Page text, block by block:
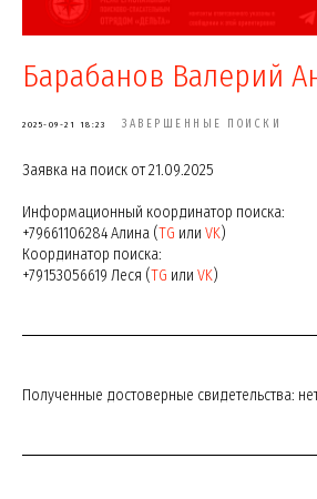
Барабанов Валерий
2025-09-21 18:23 ЗАВЕРШЕННЫЕ ПОИСКИ
Заявка на поиск от 21.09.2025
Информационный координатор поиска:
+79661106284 Алина (TG или VK)
Координатор поиска:
+79153056619 Леся (TG или VK)
Полученные достоверные свидетельства: